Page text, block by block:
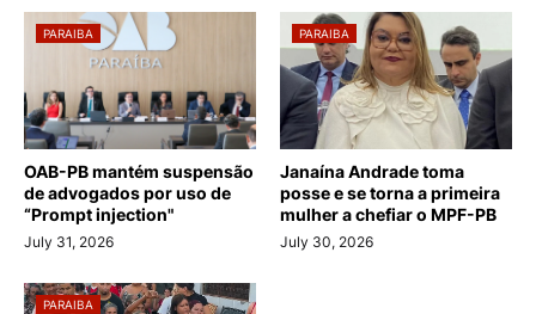
PARAIBA
OAB-PB mantém suspensão
de advogados por uso de
“Prompt injection"
July 31, 2026
PARAIBA
Janaína Andrade toma
posse e se torna a primeira
mulher a chefiar o MPF-PB
July 30, 2026
PARAIBA